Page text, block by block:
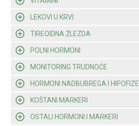
LEKOVI U KRVI
TIREOIDNA ŽLEZDA
POLNI HORMONI
MONITORING TRUDNOĆE
HORMONI NADBUBREGA I HIPOFIZE
KOŠTANI MARKERI
OSTALI HORMONI I MARKERI